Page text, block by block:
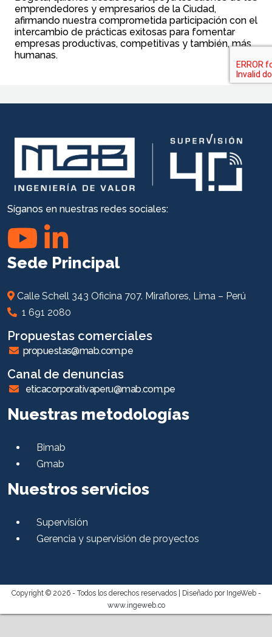
emprendedores y empresarios de la Ciudad,
afirmando nuestra comprometida participación con el
intercambio de prácticas exitosas para fomentar
empresas productivas, competitivas y también, más
humanas.
Síganos en nuestras redes sociales:
Sede Principal
Calle Schell 343 Oficina 707. Miraflores, Lima – Perú
1 691 2080
Propuestas comerciales
propuestas@mab.com.pe
Canal de denuncias
eticacorporativaperu@mab.com.pe
Nuestras metodologías
Bimab
Gmab
Nuestros servicios
Supervisión
Gerencia y supervisión de proyectos
Copyright © 2026 - Todos los derechos reservados |
Diseñado por IngeWeb -
www.ingeweb.co